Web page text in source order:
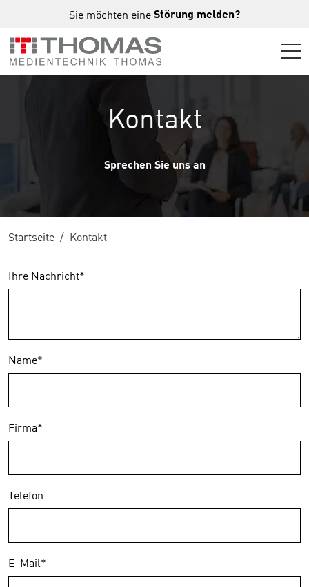
Zur Hauptnavigation springen
Zum Hauptinhalt springen
Zur Fußzeile der Seite springen
Sie möchten eineStörung melden?
Kontakt
Sprechen Sie uns an
Startseite Kontakt
Ihre Nachricht*
Name*
Firma*
Telefon
E-Mail*